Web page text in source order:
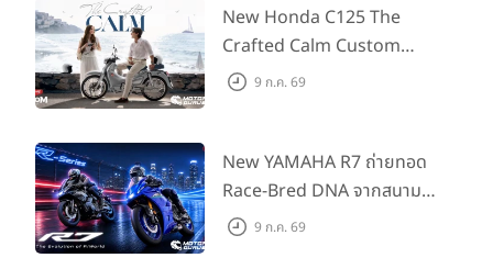
555 คันแรกรับฟรี Adapter
Type2 ฟรี
New Honda C125 The
Crafted Calm Custom
Edition ถ่ายทอดความคลาสสิ
House Flagship Store ทั่ว
ประเทศ
9 ก.ค. 69
New YAMAHA R7 ถ่ายทอด
Race-Bred DNA จากสนาม
แข่งสู่ซูเปอร์สปอร์ตคลาสกลาง
9 ก.ค. 69